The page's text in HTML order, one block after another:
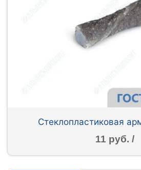
Стеклопластиковая
11 руб. /